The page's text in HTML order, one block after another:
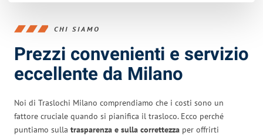
CHI SIAMO
Prezzi convenienti e servizio
eccellente da Milano
Noi di Traslochi Milano comprendiamo che i costi sono un
fattore cruciale quando si pianifica il trasloco. Ecco perché
puntiamo sulla trasparenza e sulla correttezza per offrirti